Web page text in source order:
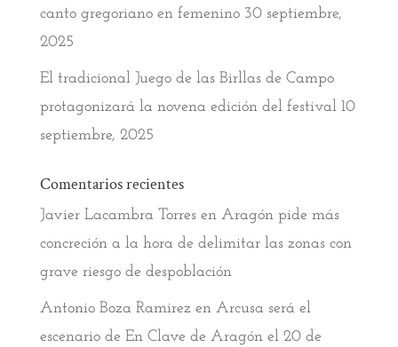
canto gregoriano en femenino 30 septiembre,
2025
El tradicional Juego de las Birllas de Campo
protagonizará la novena edición del festival 10
septiembre, 2025
Comentarios recientes
Javier Lacambra Torresen Aragón pide más
concreción a la hora de delimitar las zonas con
grave riesgo de despoblación
Antonio Boza Ramirez en Arcusa será el
escenario de En Clave de Aragón el 20 de